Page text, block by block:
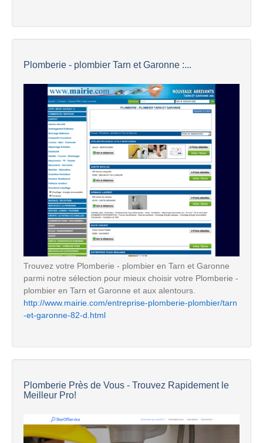
Plomberie - plombier Tarn et Garonne :...
Trouvez votre Plomberie - plombier en Tarn et Garonne
parmi notre sélection pour mieux choisir votre Plomberie -
plombier en Tarn et Garonne et aux alentours.
http://www.mairie.com/entreprise-plomberie-plombier/tarn
-et-garonne-82-d.html
Plomberie Près de Vous - Trouvez Rapidement le
Meilleur Pro!